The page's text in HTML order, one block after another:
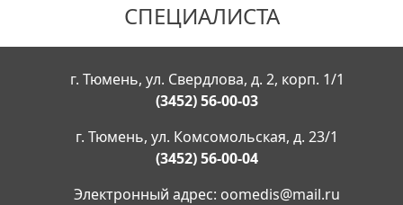
СПЕЦИАЛИСТА
г. Тюмень, ул. Свердлова, д. 2, корп. 1/1
(3452) 56-00-03
г. Тюмень, ул. Комсомольская, д. 23/1
(3452) 56-00-04
Электронный адрес: oomedis@mail.ru